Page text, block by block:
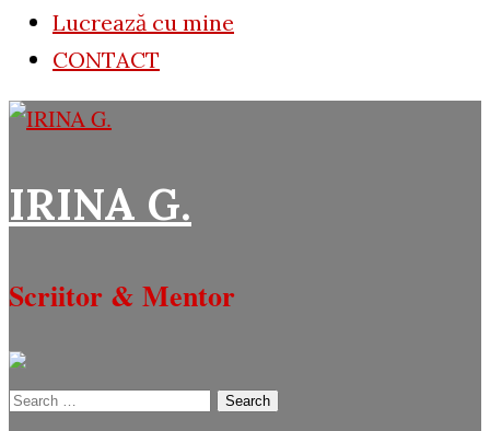
Lucrează cu mine
CONTACT
IRINA G.
Scriitor & Mentor
Search